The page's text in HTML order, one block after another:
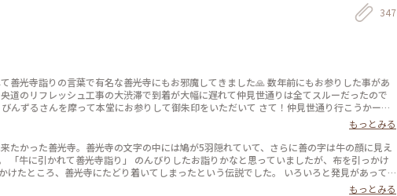
347
て善光寺詣りの言葉で有名な善光寺にもお邪魔してきました🙏 数年前にもお参りした事があ
道のリフレッシュ工事の大渋滞で到着が大幅に遅れて仲見世通りは全てスルーだったので
んずるさんを摩って本堂にお参りして御朱印をいただいて さて！仲見世通り行こうかー😆
ゃんに声をかけられまして この日は秋の彼岸の初日だったのであとちょっと待つと法要を
かかるとのこと😳 更にもうちょっと待つと今度は法要に向かう上人様が通られるそうなの
戴をしていただけました🙏✨ 上人様や導師様が本堂での法要への行き帰りに 参道に跪いた
った数珠で撫でて功徳を授けてくださるのがお数珠頂戴です📿 なんてステキなタイミング✨
ました✨✨ 教えてくれた警備のおっちゃんにも大感謝です(*´꒳`*) （2025.9.20） #お寺 #御
お地蔵さま #秋の信州推し事の旅2025 #長野 #ことりっぷ長野
もっとみる
たかった善光寺。善光寺の文字の中には鳩が5羽隠れていて、さらに善の字は牛の顔に見え
「牛に引かれて善光寺詣り」 のんびりしたお詣りかなと思っていましたが、布を引っかけ
けたところ、善光寺にたどり着いてしまったという伝説でした。 いろいろと発見があって
善光寺#お寺#牛#鳩
もっとみる